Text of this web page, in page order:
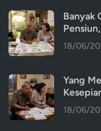
Banyak
18/06/
Yang
18/06/